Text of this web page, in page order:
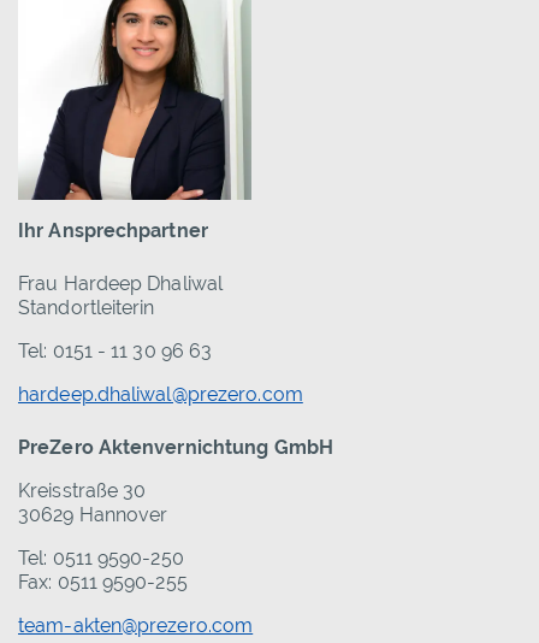
Ihr Ansprechpartner
Frau Hardeep Dhaliwal
Standortleiterin
Tel: 0151 - 11 30 96 63
hardeep.dhaliwal@prezero.com
PreZero Aktenvernichtung GmbH
Kreisstraße 30
30629 Hannover
Tel: 0511 9590-250
Fax: 0511 9590-255
team-akten@prezero.com